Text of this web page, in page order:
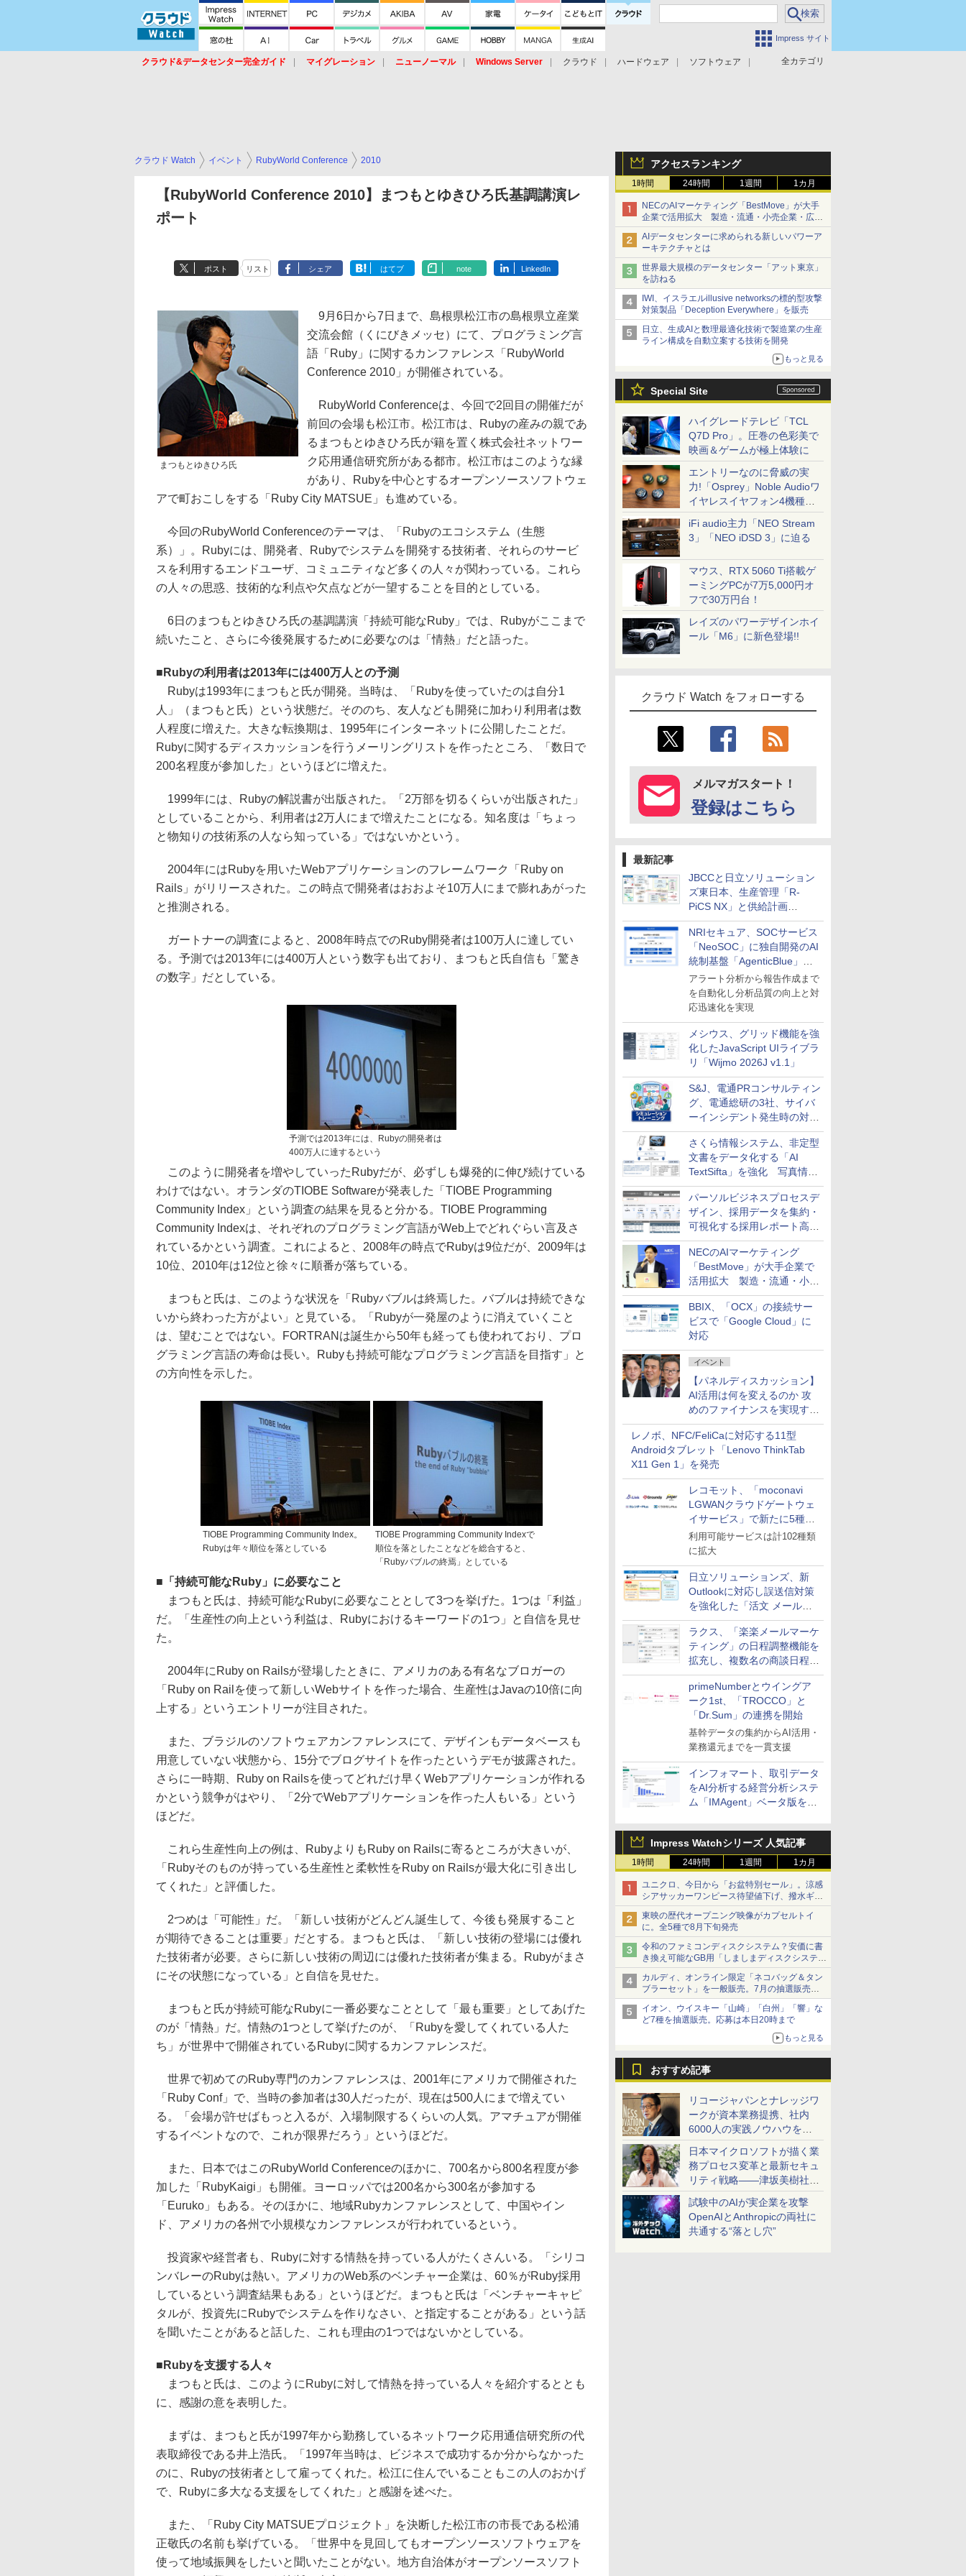
Impress サイト
全カテゴリ
クラウド&データセンター完全ガイド マイグレーション ニューノーマル Windows Server クラウド ハードウェア
ソフトウェア
アクセスランキング
1時間 24時間 1週間 1カ月
NECのAIマーケティング「BestMove」が大手
企業で活用拡大 製造・流通・小売企業・広告
代理店などが実装フェーズへ
AIデータセンターに求められる新しいパワーア
ーキテクチャとは
世界最大規模のデータセンター「アット東京」
を訪ねる
IWI、イスラエルillusive networksの標的型攻撃
対策製品「Deception Everywhere」を販売
日立、生成AIと数理最適化技術で製造業の生産
ライン構成を自動立案する技術を開発
もっと見る
Special Site
ハイグレードテレビ「TCL
Q7D Pro」。圧巻の色彩美で
映画＆ゲームが極上体験に
エントリーなのに脅威の実
力!「Osprey」Noble Audioワ
イヤレスイヤフォン4機種を
一気に聴く
iFi audio主力「NEO Stream
3」「NEO iDSD 3」に迫る
マウス、RTX 5060 Ti搭載ゲ
ーミングPCが7万5,000円オ
フで30万円台！
レイズのパワーデザインホイ
ール「M6」に新色登場!!
クラウド Watch をフォローする
メルマガスタート！
登録はこちら
最新記事
JBCCと日立ソリューション
ズ東日本、生産管理「R-
PiCS NX」と供給計画
「scSQUARE ISP」の連携サ
ービスを提供開始
NRIセキュア、SOCサービス
「NeoSOC」に独自開発のAI
統制基盤「AgenticBlue」を
導入
アラート分析から報告作成まで
を自動化し分析品質の向上と対
応迅速化を実現
メシウス、グリッド機能を強
化したJavaScript UIライブラ
リ「Wijmo 2026J v1.1」
S&J、電通PRコンサルティン
グ、電通総研の3社、サイバ
ーインシデント発生時の対応
と危機管理広報を一体的に訓
練するプログラムを提供
さくら情報システム、非定型
文書をデータ化する「AI
TextSifta」を強化 写真情報
のデータ化などに対応
パーソルビジネスプロセスデ
ザイン、採用データを集約・
可視化する採用レポート高速
化サービスを提供
NECのAIマーケティング
「BestMove」が大手企業で
活用拡大 製造・流通・小売
企業・広告代理店などが実装
フェーズへ
BBIX、「OCX」の接続サー
ビスで「Google Cloud」に
対応
イベント
【パネルディスカッション】
AI活用は何を変えるのか 攻
めのファイナンスを実現する
業務設計とマインドセット変
革
レノボ、NFC/FeliCaに対応する11型
Androidタブレット「Lenovo ThinkTab
X11 Gen 1」を発売
レコモット、「moconavi
LGWANクラウドゲートウェ
イサービス」で新たに5種類
のサービスと連携開始
利用可能サービスは計102種類
に拡大
日立ソリューションズ、新
Outlookに対応し誤送信対策
を強化した「活文 メール誤
送信防止アドインサービス」
を提供
ラクス、「楽楽メールマーケ
ティング」の日程調整機能を
拡充し、複数名の商談日程調
整を効率化
primeNumberとウイングア
ーク1st、「TROCCO」と
「Dr.Sum」の連携を開始
基幹データの集約からAI活用・
業務還元までを一貫支援
インフォマート、取引データ
をAI分析する経営分析システ
ム「IMAgent」ベータ版を提
Impress Watchシリーズ 人気記事
1時間 24時間 1週間 1カ月
ユニクロ、今日から「お盆特別セール」。涼感
シアサッカーワンピース待望値下げ、撥水ギア
ショーツは1990円に
東映の歴代オープニング映像がカプセルトイ
に。全5種で8月下旬発売
令和のファミコンディスクシステム？安価に書
き換え可能なGB用「しましまディスクシステ
ム」
カルディ、オンライン限定「ネコバッグ＆タン
ブラーセット」を一般販売。7月の抽選販売の
当選無効分
イオン、ウイスキー「山崎」「白州」「響」な
ど7種を抽選販売。応募は本日20時まで
もっと見る
おすすめ記事
リコージャパンとナレッジワ
ークが資本業務提携、社内
6000人の実践ノウハウを生
かした「AI商談記録 for
RICOH」を展開へ
日本マイクロソフトが描く業
務プロセス変革と最新セキュ
リティ戦略――津坂美樹社長
が2027年度戦略を説明
試験中のAIが実企業を攻撃
OpenAIとAnthropicの両社に
共通する“落とし穴”
クラウド Watch イベント RubyWorld Conference 2010
【RubyWorld Conference 2010】まつもとゆきひろ氏基調講演レ
ポート
ポスト リスト シェア はてブ note LinkedIn
まつもとゆきひろ氏
9月6日から7日まで、島根県松江市の島根県立産業
交流会館（くにびきメッセ）にて、プログラミング言
語「Ruby」に関するカンファレンス「RubyWorld
Conference 2010」が開催されている。
RubyWorld Conferenceは、今回で2回目の開催だが
前回の会場も松江市。松江市は、Rubyの産みの親であ
るまつもとゆきひろ氏が籍を置く株式会社ネットワー
ク応用通信研究所がある都市。松江市はこのような縁
があり、Rubyを中心とするオープンソースソフトウェ
アで町おこしをする「Ruby City MATSUE」も進めている。
今回のRubyWorld Conferenceのテーマは、「Rubyのエコシステム（生態
系）」。Rubyには、開発者、Rubyでシステムを開発する技術者、それらのサービ
スを利用するエンドユーザ、コミュニティなど多くの人々が関わっている。これら
の人々の思惑、技術的な利点や欠点などが一望することを目的としている。
6日のまつもとゆきひろ氏の基調講演「持続可能なRuby」では、Rubyがここまで
続いたこと、さらに今後発展するために必要なのは「情熱」だと語った。
■ Rubyの利用者は2013年には400万人との予測
Rubyは1993年にまつもと氏が開発。当時は、「Rubyを使っていたのは自分1
人」（まつもと氏）という状態だ。そののち、友人なども開発に加わり利用者は数
人程度に増えた。大きな転換期は、1995年にインターネットに公開したことだ。
Rubyに関するディスカッションを行うメーリングリストを作ったところ、「数日で
200名程度が参加した」というほどに増えた。
1999年には、Rubyの解説書が出版された。「2万部を切るくらいが出版された」
としていることから、利用者は2万人にまで増えたことになる。知名度は「ちょっ
と物知りの技術系の人なら知っている」ではないかという。
2004年にはRubyを用いたWebアプリケーションのフレームワーク「Ruby on
Rails」がリリースされた。この時点で開発者はおおよそ10万人にまで膨れあがった
と推測される。
ガートナーの調査によると、2008年時点でのRuby開発者は100万人に達してい
る。予測では2013年には400万人という数字も出ており、まつもと氏自信も「驚き
の数字」だとしている。
予測では2013年には、Rubyの開発者は
400万人に達するという
このように開発者を増やしていったRubyだが、必ずしも爆発的に伸び続けている
わけではない。オランダのTIOBE Softwareが発表した「TIOBE Programming
Community Index」という調査の結果を見ると分かる。TIOBE Programming
Community Indexは、それぞれのプログラミング言語がWeb上でどれぐらい言及さ
れているかという調査。これによると、2008年の時点でRubyは9位だが、2009年は
10位、2010年は12位と徐々に順番が落ちている。
まつもと氏は、このような状況を「Rubyバブルは終焉した。バブルは持続できな
いから終わった方がよい」と見ている。「Rubyが一発屋のように消えていくこと
は、望むことではない。FORTRANは誕生から50年も経っても使われており、プロ
グラミング言語の寿命は長い。Rubyも持続可能なプログラミング言語を目指す」と
の方向性を示した。
TIOBE Programming Community Index。
Rubyは年々順位を落としている
TIOBE Programming Community Indexで
順位を落としたことなどを総合すると、
「Rubyバブルの終焉」としている
■ 「持続可能なRuby」に必要なこと
まつもと氏は、持続可能なRubyに必要なこととして3つを挙げた。1つは「利益」
だ。「生産性の向上という利益は、Rubyにおけるキーワードの1つ」と自信を見せ
た。
2004年にRuby on Railsが登場したときに、アメリカのある有名なブロガーの
「Ruby on Railを使って新しいWebサイトを作った場合、生産性はJavaの10倍に向
上する」というエントリーが注目された。
また、ブラジルのソフトウェアカンファレンスにて、デザインもデータベースも
用意していない状態から、15分でブログサイトを作ったというデモが披露された。
さらに一時期、Ruby on Railsを使ってどれだけ早くWebアプリケーションが作れる
かという競争がはやり、「2分でWebアプリケーションを作った人もいる」という
ほどだ。
これら生産性向上の例は、RubyよりもRuby on Railsに寄るところが大きいが、
「Rubyそのものが持っている生産性と柔軟性をRuby on Railsが最大化に引き出し
てくれた」と評価した。
2つめは「可能性」だ。「新しい技術がどんどん誕生して、今後も発展すること
が期待できることは重要」だとする。まつもと氏は、「新しい技術の登場には優れ
た技術者が必要。さらに新しい技術の周辺には優れた技術者が集まる。Rubyがまさ
にその状態になっている」と自信を見せた。
まつもと氏が持続可能なRubyに一番必要なこととして「最も重要」としてあげた
のが「情熱」だ。情熱の1つとして挙げたのが、「Rubyを愛してくれている人た
ち」が世界中で開催されているRubyに関するカンファレンスだ。
世界で初めてのRuby専門のカンファレンスは、2001年にアメリカで開催された
「Ruby Conf」で、当時の参加者は30人だったが、現在は500人にまで増えてい
る。「会場が許せばもっと入るが、入場制限するくらいの人気。アマチュアが開催
するイベントなので、これが限界だろう」というほどだ。
また、日本ではこのRubyWorld Conferenceのほかに、700名から800名程度が参
加した「RubyKaigi」も開催。ヨーロッパでは200名から300名が参加する
「Euruko」もある。そのほかに、地域Rubyカンファレンスとして、中国やイン
ド、アメリカの各州で小規模なカンファレンスが行われているという。
投資家や経営者も、Rubyに対する情熱を持っている人がたくさんいる。「シリコ
ンバレーのRubyは熱い。アメリカのWeb系のベンチャー企業は、60％がRuby採用
しているという調査結果もある」というほどだ。まつもと氏は「ベンチャーキャピ
タルが、投資先にRubyでシステムを作りなさい、と指定することがある」という話
を聞いたことがあると話した、これも理由の1つではないかとしている。
■ Rubyを支援する人々
まつもと氏は、このようにRubyに対して情熱を持っている人々を紹介するととも
に、感謝の意を表明した。
まずは、まつもと氏が1997年から勤務しているネットワーク応用通信研究所の代
表取締役である井上浩氏。「1997年当時は、ビジネスで成功するか分からなかった
のに、Rubyの技術者として雇ってくれた。松江に住んでいることもこの人のおかげ
で、Rubyに多大なる支援をしてくれた」と感謝を述べた。
また、「Ruby City MATSUEプロジェクト」を決断した松江市の市長である松浦
正敬氏の名前も挙げている。「世界中を見回してもオープンソースソフトウェアを
使って地域振興をしたいと聞いたことがない。地方自治体がオープンソースソフト